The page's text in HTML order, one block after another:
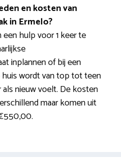
en kosten van
in Ermelo?
hulp voor 1 keer te
inplannen of bij een
wordt van top tot teen
nieuw voelt. De kosten
maar komen uit